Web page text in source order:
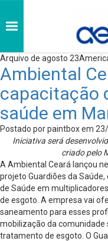
Arquivo de agosto
Ambiental
capacitação
saúde em
Postado por paintbox em
Iniciativa será
criado pelo
A Ambiental Ceará lançou
projeto Guardiões da
de Saúde em
de esgoto. A empresa vai
saneamento para esses
mobilização da comunidade
tratamento de esgoto. O